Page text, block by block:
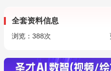
全套资料信息
浏览： 388次